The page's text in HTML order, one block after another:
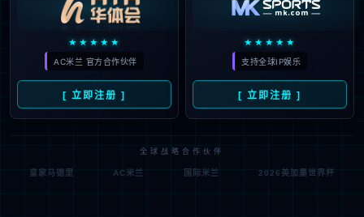
给想办事的人提供机会；给能干事的人提供舞台；给干成事
的人提供地位。